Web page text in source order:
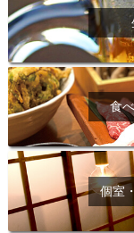
食
個室